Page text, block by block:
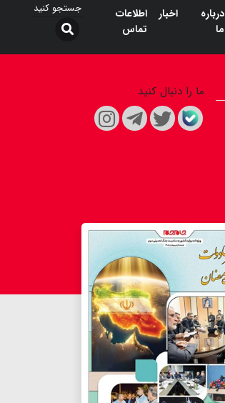
درباره
ما
اخبار
اطلاعات
تماس
ما را دنبال کنید